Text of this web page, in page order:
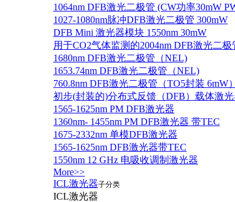
1064nm DFB激光二极管 (CW功率30mW
1027-1080nm脉冲DFB激光二极管 300mW
DFB Mini 激光器模块 1550nm 30mW
用于CO2气体监测的2004nm DFB激光二极
1680nm DFB激光二极管（NEL)
1653.74nm DFB激光二极管（NEL)
760.8nm DFB激光二极管（TO5封装 6mW）
初步(封装的)分布式反馈（DFB）载体激
1565-1625nm PM DFB激光器
1360nm- 1455nm PM DFB激光器 带TEC
1675-2332nm 单模DFB激光器
1565-1625nm DFB激光器带TEC
1550nm 12 GHz 电吸收调制激光器
More>>
ICL激光器子分类
ICL激光器